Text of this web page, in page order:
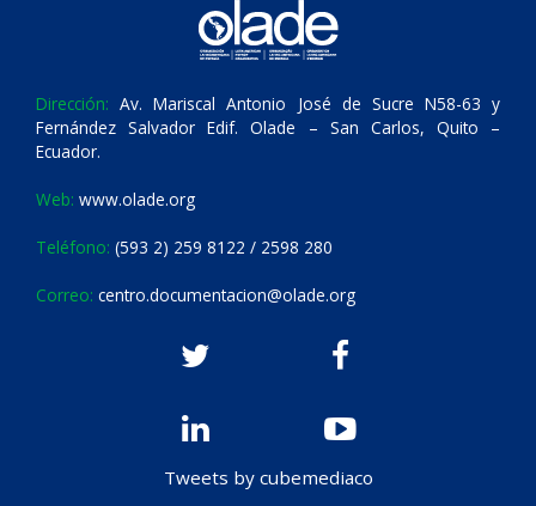
Dirección: Av. Mariscal Antonio José de Sucre N58-63 y
Fernández Salvador Edif. Olade – San Carlos, Quito –
Ecuador.
Web: www.olade.org
Teléfono: (593 2) 259 8122 / 2598 280
Correo: centro.documentacion@olade.org
Tweets by cubemediaco